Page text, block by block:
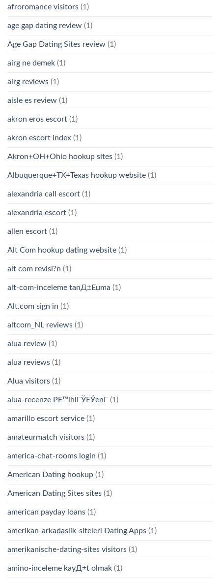
afroromance visitors (1)
age gap dating review (1)
Age Gap Dating Sites review (1)
airg ne demek (1)
airg reviews (1)
aisle es review (1)
akron eros escort (1)
akron escort index (1)
Akron+OH+Ohio hookup sites (1)
Albuquerque+TX+Texas hookup website (1)
alexandria call escort (1)
alexandria escort (1)
allen escort (1)
Alt Com hookup dating website (1)
alt com revisi?n (1)
alt-com-inceleme tanД±Еџma (1)
Alt.com sign in (1)
altcom_NL reviews (1)
alua review (1)
alua reviews (1)
Alua visitors (1)
alua-recenze PЕ™ihlГЎЕЎenГ­ (1)
amarillo escort service (1)
amateurmatch visitors (1)
america-chat-rooms login (1)
American Dating hookup (1)
American Dating Sites sites (1)
american payday loans (1)
amerikan-arkadaslik-siteleri Dating Apps (1)
amerikanische-dating-sites visitors (1)
amino-inceleme kayД±t olmak (1)